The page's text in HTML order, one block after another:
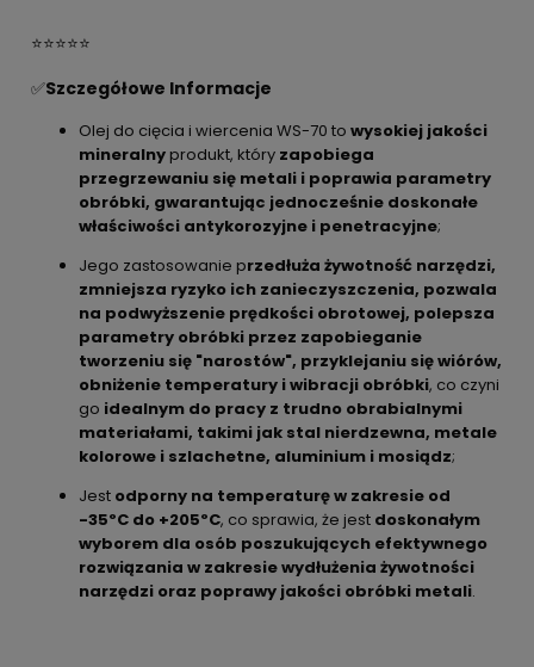
⭐⭐⭐⭐⭐
✅Szczegółowe Informacje
Olej do cięcia i wiercenia WS-70 to wysokiej jakości
mineralny produkt, który zapobiega
przegrzewaniu się metali i poprawia parametry
obróbki, gwarantując jednocześnie doskonałe
właściwości antykorozyjne i penetracyjne;
Jego zastosowanie przedłuża żywotność narzędzi,
zmniejsza ryzyko ich zanieczyszczenia, pozwala
na podwyższenie prędkości obrotowej, polepsza
parametry obróbki przez zapobieganie
tworzeniu się "narostów", przyklejaniu się wiórów,
obniżenie temperatury i wibracji obróbki, co czyni
go idealnym do pracy z trudno obrabialnymi
materiałami, takimi jak stal nierdzewna, metale
kolorowe i szlachetne, aluminium i mosiądz;
Jest odporny na temperaturę w zakresie od
-35ºC do +205ºC, co sprawia, że jest doskonałym
wyborem dla osób poszukujących efektywnego
rozwiązania w zakresie wydłużenia żywotności
narzędzi oraz poprawy jakości obróbki metali.